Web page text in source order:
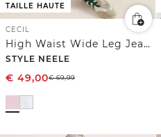
TAILLE HAUTE
CECIL
High Waist Wide Leg Jeans en Loose Fit
STYLE NEELE
€ 49,00€69,99